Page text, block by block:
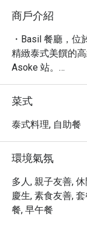
商戶介紹
・Basil 餐廳，
精緻泰式美饌的
Asoke 站。
・這裡以其浪漫
在近百則評論中
「冬陰功」與多
餐與晚餐體驗。
位，更可享有最
頂級泰菜的魅力！
菜式
泰式料理, 自助餐
環境氣氛
多人, 親子友善,
慶生, 素食友善,
餐, 早午餐